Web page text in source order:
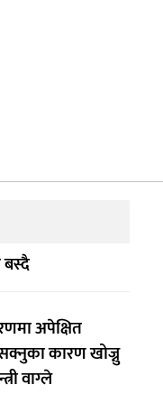
बस्दै
अपेक्षित
कारण खोज्नु
वाग्ले